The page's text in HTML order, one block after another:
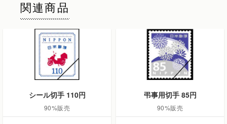
関連商品
シール切手 110円
90%販売
弔事用切手 85円
90%販売